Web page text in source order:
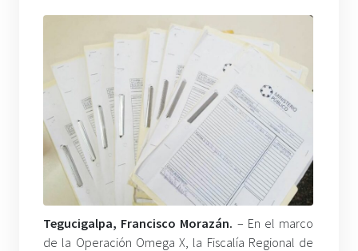
Tegucigalpa, Francisco Morazán. – En el marco
de la Operación Omega X, la Fiscalía Regional de